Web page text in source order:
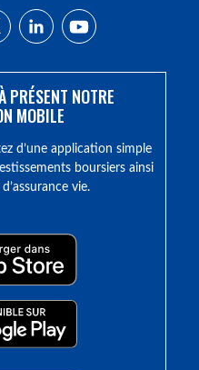
PRÉSENT NOTRE
MOBILE
d’une application simple
boursiers ainsi
vie.